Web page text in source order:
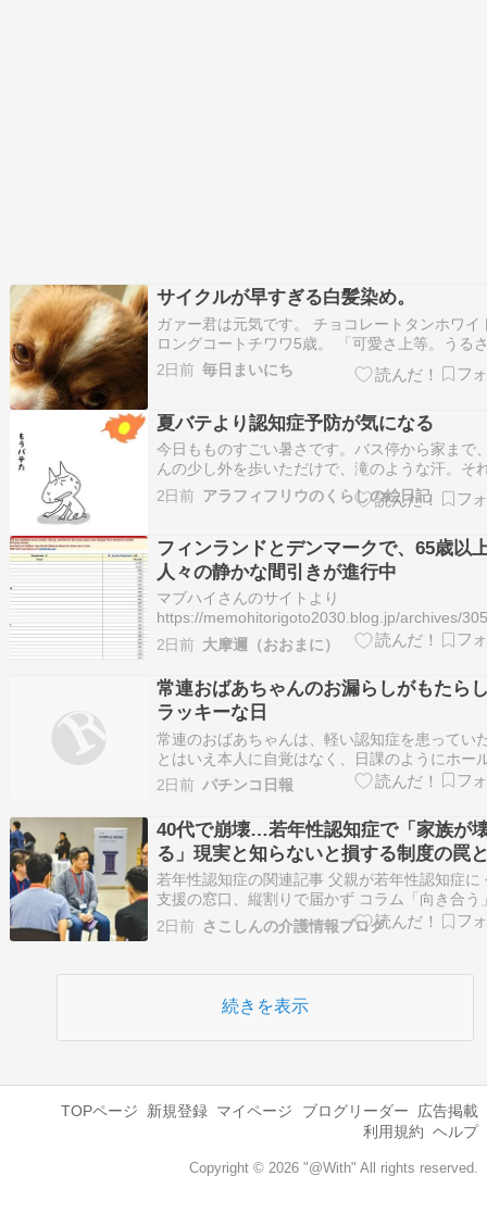
サイクルが早すぎる白髪染め。
ガァー君は元気です。 チョコレートタンホワイ
ロングコートチワワ5歳。 「可愛さ上等。うる
かところ敵なし」 グレイヘアーが流行っていた
に 仕事を退職したので白髪染めをやめた。 グ
かった。 残念なことに娘は早くから白…
2日前 毎日まいにち
夏バテより認知症予防が気になる
今日もものすごい暑さです。バス停から家まで
んの少し外を歩いただけで、滝のような汗。そ
けでどっと疲れてしまいます。 毎日3食しっか
べるようにはしていますが、ほんとは朝はヨー
ものだけ、でもいいと思うぐらい、あんまり食
2日前 アラフィフリウのくらしの絵日記
フィンランドとデンマークで、65歳以
人々の静かな間引きが進行中
マブハイさんのサイトより
https://memohitorigoto2030.blog.jp/archives/
＜転載開始＞フィンランドとデンマークでは、
以上の人々の静かな間引きが進行中「帯状疱疹
チンで認知症を予防するための臨床試験」が、
り…
2日前 大摩邇（おおまに）
常連おばあちゃんのお漏らしがもたら
ラッキーな日
常連のおばあちゃんは、軽い認知症を患ってい
とはいえ本人に自覚はなく、日課のようにホー
通い、大好きなパチンコを打つことが何よりの
がいになっていた。 ある日のことだった。遊技
おばあちゃんはお漏らしをしてしまう。席を立
店内を歩いている姿を見たスタッフが、ズボン
れ…
2日前 パチンコ日報
40代で崩壊…若年性認知症で「家族が
る」現実と知らないと損する制度の罠
は？
若年性認知症の関連記事 父親が若年性認知症に
支援の窓口、縦割りで届かず コラム「向き合う
2026/04/11 02:00 日経速報ニュース 父親が若
知症に 公的支援の窓口、縦割りで届かず – 日本
だった2011…
2日前 さこしんの介護情報ブログ
続きを表示
TOPページ 新規登録 マイページ ブログリーダー
広告掲載
利用規約 ヘルプ
Copyright © 2026 "@With" All rights reserved.